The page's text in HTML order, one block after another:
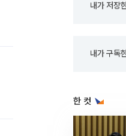
내가 저장
내가 구독
한 컷